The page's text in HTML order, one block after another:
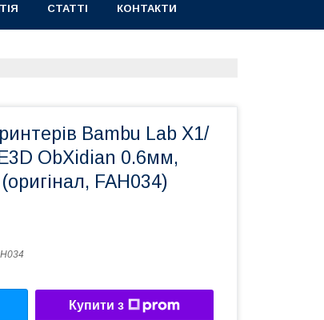
СТАТТІ КОНТАКТИ
Bambu Lab X1/
ObXidian 0.6мм,
FAH034)
Купити з